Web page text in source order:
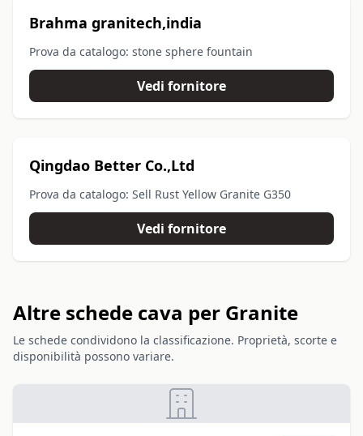
Brahma granitech,india
Prova da catalogo: stone sphere fountain
Vedi fornitore
Qingdao Better Co.,Ltd
Prova da catalogo: Sell Rust Yellow Granite G350
Vedi fornitore
Altre schede cava per Granite
Le schede condividono la classificazione. Proprietà, scorte e
disponibilità possono variare.